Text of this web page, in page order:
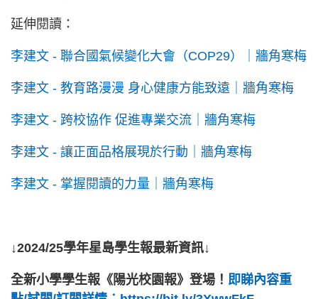
延伸閱讀：
李建文 - 聯合國氣候變化大會（COP29）｜牆角寒梅
李建文 - 教育路漫漫 身心健康方能致遠｜牆角寒梅
李建文 - 跨校協作 促進專業交流｜牆角寒梅
李建文 - 讓正面品格展現於行動｜牆角寒梅
李建文 - 掌握閱讀的力量｜牆角寒梅
↓2024/25學年星島學生報最新資訊↓
全新小學學生報《陽光校園報》登場！ 即睇內容重